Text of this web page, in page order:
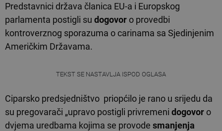
Predstavnici država članica EU-a i Europskog
parlamenta postigli su dogovor o provedbi
kontroverznog sporazuma o carinama sa Sjedinjenim
Američkim Državama.
TEKST SE NASTAVLJA ISPOD OGLASA
Ciparsko predsjedništvo priopćilo je rano u srijedu da
su pregovarači „upravo postigli privremeni dogovor o
dvjema uredbama kojima se provode smanjenja